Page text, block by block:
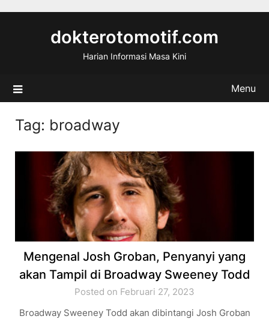
dokterotomotif.com
Harian Informasi Masa Kini
Menu
Tag: broadway
Mengenal Josh Groban, Penyanyi yang
akan Tampil di Broadway Sweeney Todd
Posted on Februari 27, 2023
Broadway Sweeney Todd akan dibintangi Josh Groban